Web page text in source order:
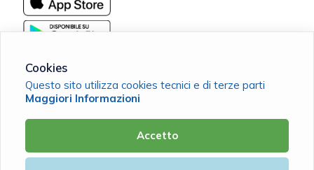
C.F. 93158020755 |Cookie Policy|Privacy Policy
Powered by
Cookies
Questo sito utilizza cookies tecnici e di terze parti
Maggiori Informazioni
Accetto